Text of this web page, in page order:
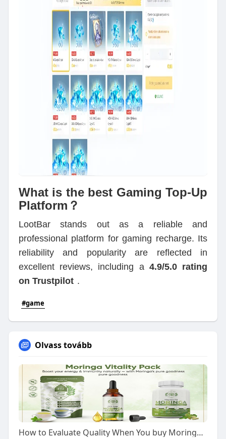
What is the best Gaming Top-Up
Platform？
LootBar stands out as a reliable and
professional platform for gaming recharge. Its
reliability and popularity are reflected in
excellent reviews, including a 4.9/5.0 rating
on Trustpilot .
#game
Olvass tovább
How to Evaluate Quality When You buy Moringa Vitality Pack